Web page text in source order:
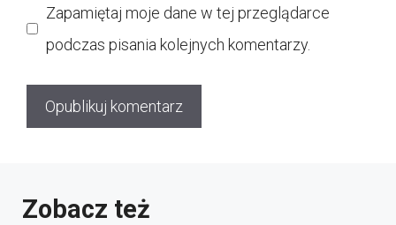
Zapamiętaj moje dane w tej przeglądarce
podczas pisania kolejnych komentarzy.
Zobacz też